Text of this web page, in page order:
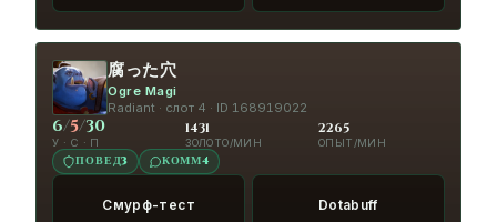
5:10 ЗАО "бещёки" КОЛЕСО GG, WP
5:21 HIGHLEVEL26rus
BONES! MONEY AND BONES!
5:24 black sheep of Zenin КОЛЕСО
Are we the
idiots?
腐った穴
Хи-хи-хи-хи! Ха-ха-ха-
腐った穴
Ogre Magi
Radiant · слот 4 · ID 168919022
6/5/30
У · С · П
1431
ЗОЛОТО/МИН
2265
ОПЫТ/МИН
ПОВЕД3 КОММ4
Смурф-тест Dotabuff